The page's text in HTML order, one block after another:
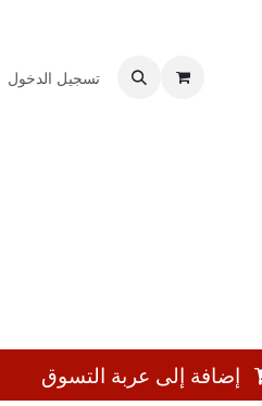
تسجيل الدخول
إضافة إلى عربة التسوق